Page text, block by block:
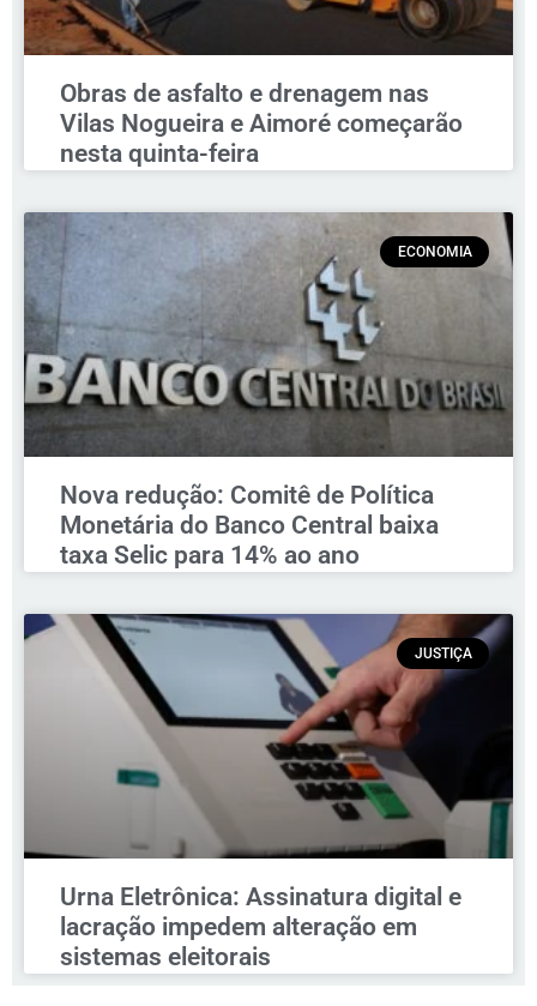
Obras de asfalto e drenagem nas
Vilas Nogueira e Aimoré começarão
nesta quinta-feira
ECONOMIA
Nova redução: Comitê de Política
Monetária do Banco Central baixa
taxa Selic para 14% ao ano
JUSTIÇA
Urna Eletrônica: Assinatura digital e
lacração impedem alteração em
sistemas eleitorais